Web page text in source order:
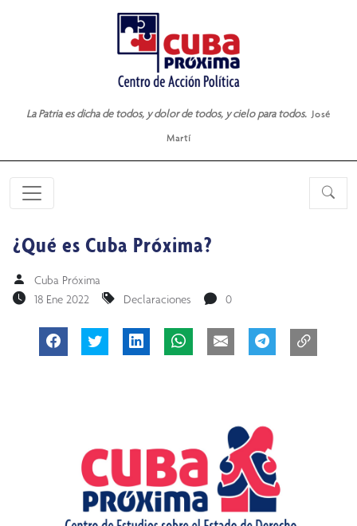
La Patria es dicha de todos, y dolor de todos, y cielo para todos. José
Martí
¿Qué es Cuba Próxima?
Cuba Próxima
18 Ene 2022
Declaraciones 0